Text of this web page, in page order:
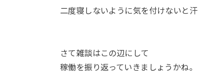
二度寝しないように気を付けないと汗
さて雑談はこの辺にして
稼働を振り返っていきましょうかね。